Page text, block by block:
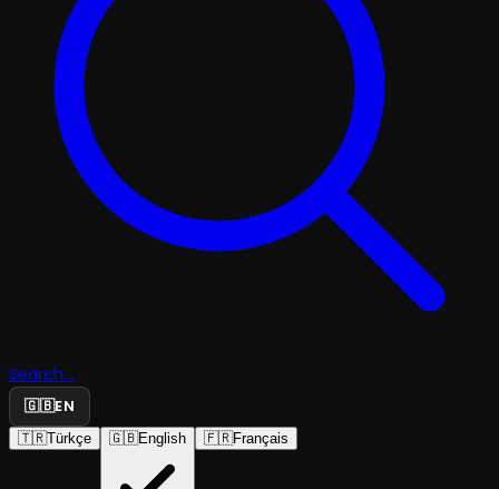
Search...
🇬🇧EN
🇹🇷Türkçe 🇬🇧English 🇫🇷Français